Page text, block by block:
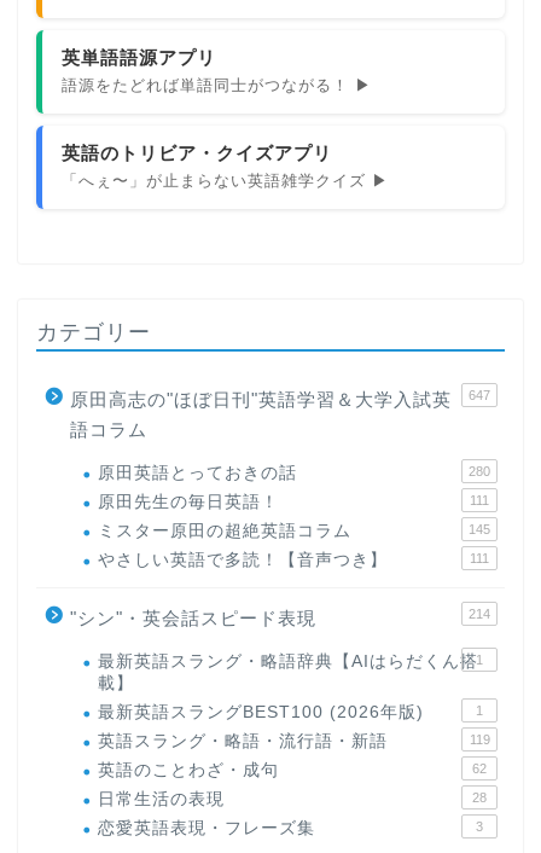
英単語語源アプリ
語源をたどれば単語同士がつながる！ ▶
英語のトリビア・クイズアプリ
「へぇ〜」が止まらない英語雑学クイズ ▶
カテゴリー
原田高志の"ほぼ日刊"英語学習＆大学入試英
語コラム
647
原田英語とっておきの話 280
原田先生の毎日英語！ 111
ミスター原田の超絶英語コラム 145
やさしい英語で多読！【音声つき】 111
"シン"・英会話スピード表現 214
最新英語スラング・略語辞典【AIはらだくん搭
載】
1
最新英語スラングBEST100 (2026年版) 1
英語スラング・略語・流行語・新語 119
英語のことわざ・成句 62
日常生活の表現 28
恋愛英語表現・フレーズ集 3